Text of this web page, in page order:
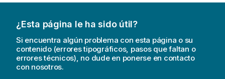
¿Esta página le ha sido útil?
Si encuentra algún problema con esta página o su
contenido (errores tipográficos, pasos que faltan o
errores técnicos), no dude en ponerse en contacto
con nosotros.